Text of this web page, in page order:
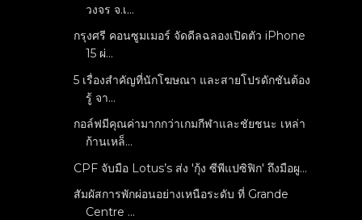
วงจร จ.เ...
กรุงศรี คอนซูมเมอร์ จัดดีลฉลองเปิดตัว iPhone
15 ผ่...
5 เรื่องสำคัญที่นักโฆษณา และสายโปรดักชันต้อง
รู้ จา...
กอล์ฟมีคุณค่ามากกว่าเกมกีฬาและชัยชนะ เหล่า
ก้านเหล็...
CPF จับมือ Lotus’s ส่ง 'กุ้ง ซีพีแปซิฟิก' ถึงมือผู...
สัมผัสการพักผ่อนอย่างเหนือระดับ ที่ Grande
Centre ...